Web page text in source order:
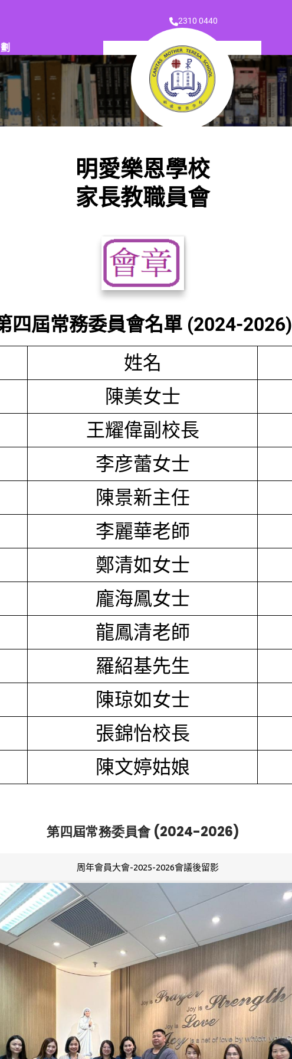
2310 0440
明愛樂恩學校
家長教職員會
四屆常務委員會名單 (2024-2026)
姓名
陳美女士
王耀偉副校長
李彦蕾女士
陳景新主任
李麗華老師
鄭清如女士
龐海鳳女士
龍鳳清老師
羅紹基先生
陳琼如女士
張錦怡校長
陳文婷姑娘
第四屆常務委員會 (2024-2026)
周年會員大會-2025-2026會議後留影